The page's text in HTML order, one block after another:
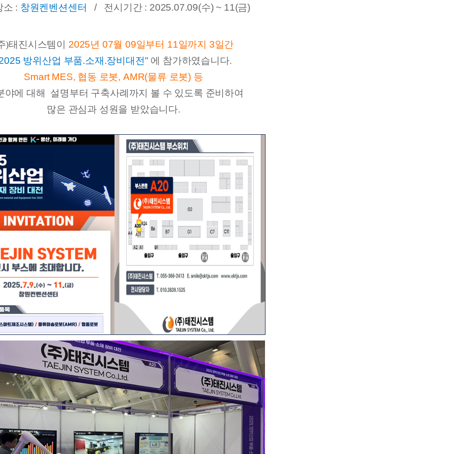
소 : 창원켄벤션센터 / 전시기간 : 2025.07.09(수) ~ 11(금)
)태진시스템이 2025년 07월 09일부터 11일까지 3일간
방위산업 부품.소재.장비대전" 에 참가하였습니다.
Smart MES, 협동 로봇, AMR(물류 로봇) 등
야에 대해 설명부터 구축사례까지 볼 수 있도록 준비하여
많은 관심과 성원을 받았습니다.